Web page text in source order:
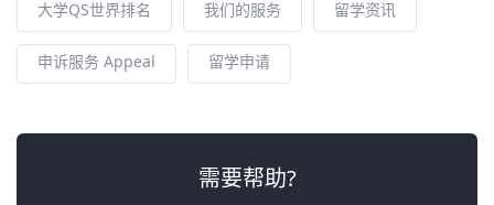
大学QS世界排名 我们的服务 留学资讯
申诉服务 Appeal 留学申请
需要帮助?